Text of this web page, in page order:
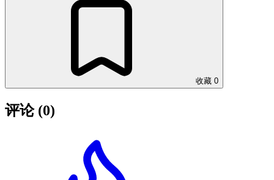
收藏 0
评论 (0)